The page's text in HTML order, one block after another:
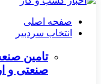
صفحه اصلی
انتخاب سردبیر
تامین
صنعتی و